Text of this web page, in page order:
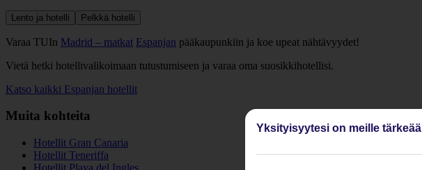
Lento ja hotelli Pelkkä hotelli
Varaa TUIn Madrid – matkat Espanjan pääkaupunkiin ja koe upeat nähtävyydet!
Vietä hetki hotellivalikoimaan tutustumiseen ja varaa oma suosikkihotellisi.
Katso kaikki Espanjan hotellit
Muita kohteita
Hotellit Gran Canaria
Hotellit Teneriffa
Yksityisyytesi on meille tärkeää